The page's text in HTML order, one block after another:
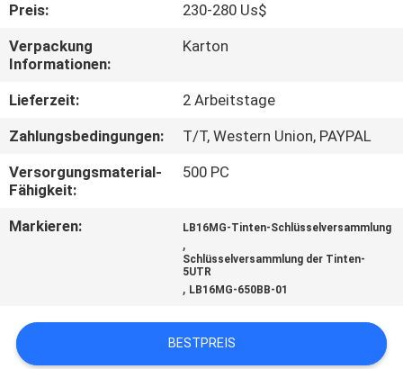
TRETEN
SIE
MIT
UNS
VERBINDUNG
ZITAT
Preis:
230-280 Us$
Verpackung
Informationen:
Karton
Lieferzeit:
2 Arbeitstage
Zahlungsbedingungen:
T/T, Western Union, PAYPAL
Versorgungsmaterial-
Fähigkeit:
500 PC
Markieren: LB16MG-Tinten-Schlüsselversammlung
,
Schlüsselversammlung der Tinten-
5UTR
, LB16MG-650BB-01
BESTPREIS